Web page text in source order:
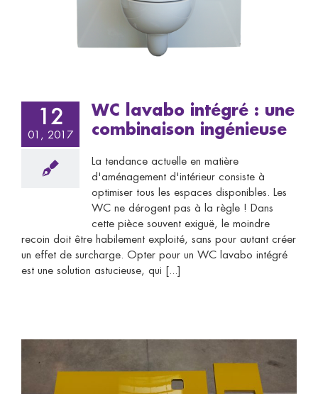
12
01, 2017
WC lavabo intégré : une
combinaison ingénieuse
La tendance actuelle en matière
d'aménagement d'intérieur consiste à
optimiser tous les espaces disponibles. Les
WC ne dérogent pas à la règle ! Dans
cette pièce souvent exiguë, le moindre
recoin doit être habilement exploité, sans pour autant créer
un effet de surcharge. Opter pour un WC lavabo intégré
est une solution astucieuse, qui [...]